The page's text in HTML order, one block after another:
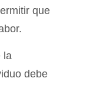
que
la
debe